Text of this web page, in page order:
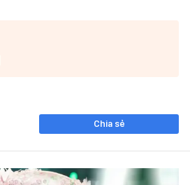
Chia sẻ